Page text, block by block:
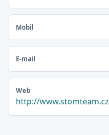
Mobil
E-mail
Web
http://www.stomteam.cz